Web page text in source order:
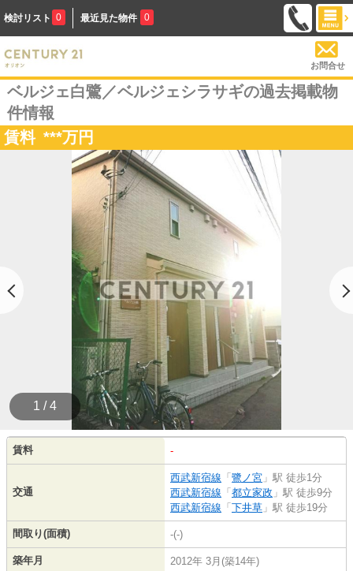
検討リスト 0 最近見た物件 0
お問合せ
ベルジェ白鷺／ベルジェシラサギの過去掲載物
件情報
賃料 ***万円
1 / 4
賃料 -
交通
西武新宿線 「 鷺ノ宮 」駅 徒歩1分
西武新宿線 「 都立家政 」駅 徒歩9分
西武新宿線 「 下井草 」駅 徒歩19分
間取り(面積) -(-)
築年月 2012年 3月(築14年)